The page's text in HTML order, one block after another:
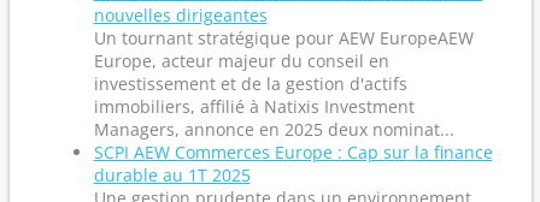
nouvelles dirigeantes
Un tournant stratégique pour AEW EuropeAEW
Europe, acteur majeur du conseil en
investissement et de la gestion d'actifs
immobiliers, affilié à Natixis Investment
Managers, annonce en 2025 deux nominat...
SCPI AEW Commerces Europe : Cap sur la finance
durable au 1T 2025